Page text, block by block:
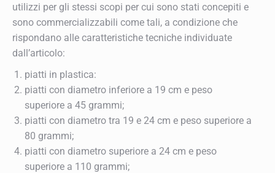
utilizzi per gli stessi scopi per cui sono stati concepiti e
sono commercializzabili come tali, a condizione che
rispondano alle caratteristiche tecniche individuate
dall’articolo:
piatti in plastica:
piatti con diametro inferiore a 19 cm e peso
superiore a 45 grammi;
piatti con diametro tra 19 e 24 cm e peso superiore a
80 grammi;
piatti con diametro superiore a 24 cm e peso
superiore a 110 grammi;